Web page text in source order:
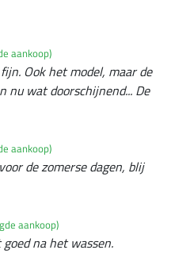
aankoop)
Ook het model, maar de
nu wat doorschijnend... De
aankoop)
de zomerse dagen, blij
aankoop)
na het wassen.